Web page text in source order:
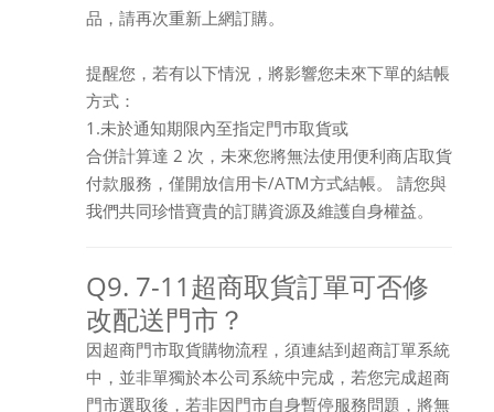
品，請再次重新上網訂購。
提醒您，若有以下情況，將影響您未來下單的結帳
方式：
1.未於通知期限內至指定門巿取貨或
合併計算達 2 次，未來您將無法使用便利商店取貨
付款服務，僅開放信用卡/ATM方式結帳。 請您與
我們共同珍惜寶貴的訂購資源及維護自身權益。
Q9. 7-11超商取貨訂單可否修
改配送門市？
因超商門市取貨購物流程，須連結到超商訂單系統
中，並非單獨於本公司系統中完成，若您完成超商
門市選取後，若非因門市自身暫停服務問題，將無